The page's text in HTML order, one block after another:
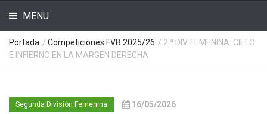
MENU
Portada / Competiciones FVB 2025/26 / 2.ª DIV. FEMENINA: CIELO
E INFIERNO EN LA MARGEN DERECHA
Segunda División Femenina 16/05/2026